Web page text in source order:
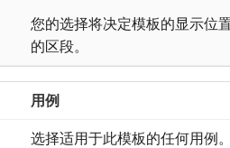
您的选择将决定模板的显示位
的区段。
用例
选择适用于此模板的任何用例